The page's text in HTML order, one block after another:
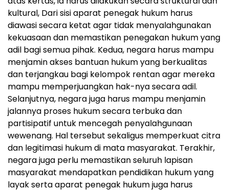
kultural, Dari sisi aparat penegak hukum harus
diawasi secara ketat agar tidak menyalahgunakan
kekuasaan dan memastikan penegakan hukum yang
adil bagi semua pihak. Kedua, negara harus mampu
menjamin akses bantuan hukum yang berkualitas
dan terjangkau bagi kelompok rentan agar mereka
mampu memperjuangkan hak-nya secara adil.
Selanjutnya, negara juga harus mampu menjamin
jalannya proses hukum secara terbuka dan
partisipatif untuk mencegah penyalahgunaan
wewenang. Hal tersebut sekaligus memperkuat citra
dan legitimasi hukum di mata masyarakat. Terakhir,
negara juga perlu memastikan seluruh lapisan
masyarakat mendapatkan pendidikan hukum yang
layak serta aparat penegak hukum juga harus